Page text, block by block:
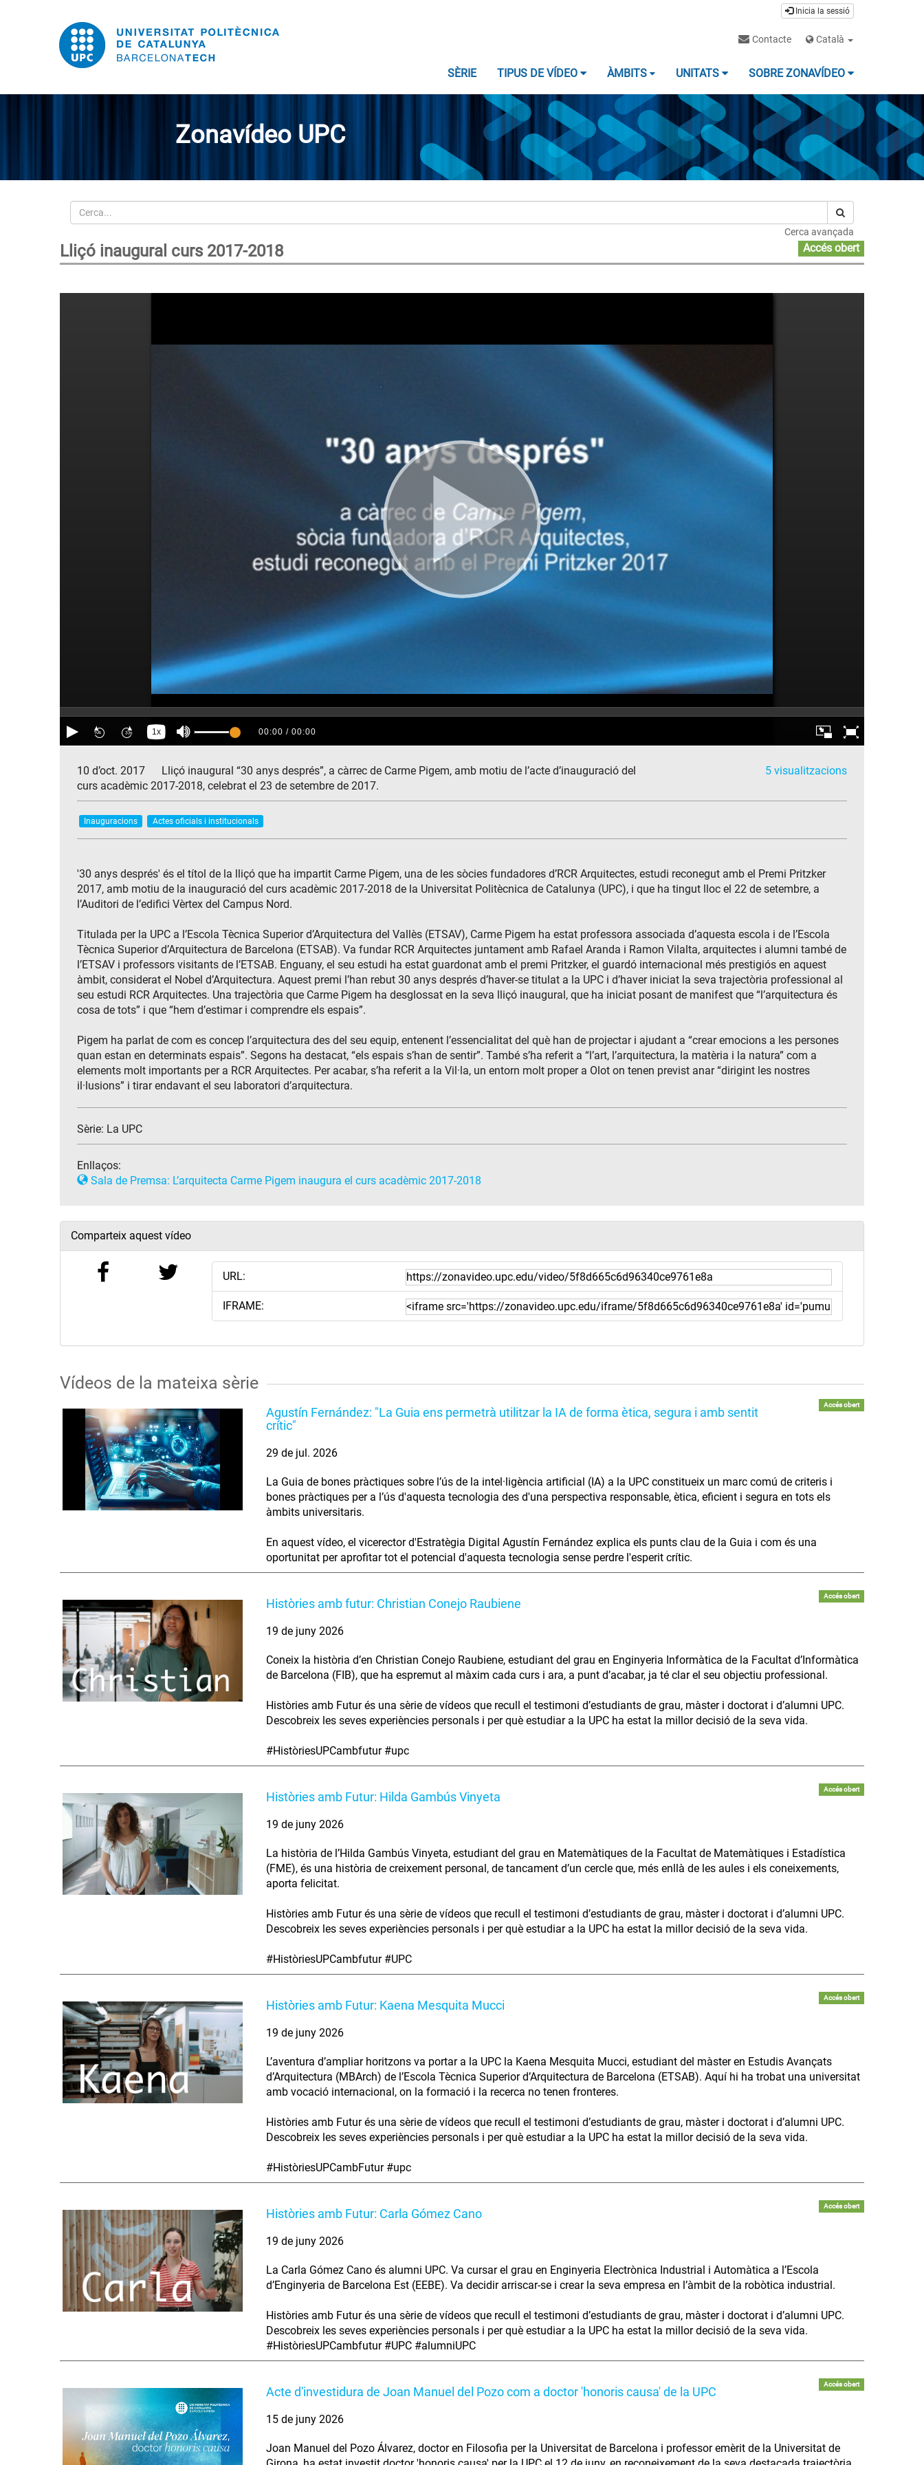
Inicia la sessió
Contacte Català
SÈRIE TIPUS DE VÍDEO ÀMBITS UNITATS SOBRE ZONAVÍDEO
Zonavídeo UPC
Cerca
Cerca avançada
Lliçó inaugural curs 2017-2018 Accés obert
10 d’oct. 2017
Lliçó inaugural “30 anys després”, a càrrec de Carme Pigem, amb motiu de l’acte d’inauguració del
curs acadèmic 2017-2018, celebrat el 23 de setembre de 2017.
5 visualitzacions
Inauguracions Actes oficials i institucionals
'30 anys després' és el títol de la lliçó que ha impartit Carme Pigem, una de les sòcies fundadores d’RCR Arquitectes, estudi reconegut amb el Premi Pritzker
2017, amb motiu de la inauguració del curs acadèmic 2017-2018 de la Universitat Politècnica de Catalunya (UPC), i que ha tingut lloc el 22 de setembre, a
l’Auditori de l’edifici Vèrtex del Campus Nord.
Titulada per la UPC a l’Escola Tècnica Superior d’Arquitectura del Vallès (ETSAV), Carme Pigem ha estat professora associada d’aquesta escola i de l’Escola
Tècnica Superior d’Arquitectura de Barcelona (ETSAB). Va fundar RCR Arquitectes juntament amb Rafael Aranda i Ramon Vilalta, arquitectes i alumni també de
l’ETSAV i professors visitants de l’ETSAB. Enguany, el seu estudi ha estat guardonat amb el premi Pritzker, el guardó internacional més prestigiós en aquest
àmbit, considerat el Nobel d’Arquitectura. Aquest premi l’han rebut 30 anys després d’haver-se titulat a la UPC i d’haver iniciat la seva trajectòria professional al
seu estudi RCR Arquitectes. Una trajectòria que Carme Pigem ha desglossat en la seva lliçó inaugural, que ha iniciat posant de manifest que “l’arquitectura és
cosa de tots” i que “hem d’estimar i comprendre els espais”.
Pigem ha parlat de com es concep l’arquitectura des del seu equip, entenent l’essencialitat del què han de projectar i ajudant a “crear emocions a les persones
quan estan en determinats espais”. Segons ha destacat, “els espais s’han de sentir”. També s’ha referit a “l’art, l’arquitectura, la matèria i la natura” com a
elements molt importants per a RCR Arquitectes. Per acabar, s’ha referit a la Vil·la, un entorn molt proper a Olot on tenen previst anar “dirigint les nostres
il·lusions” i tirar endavant el seu laboratori d’arquitectura.
Sèrie: La UPC
Enllaços:
Sala de Premsa: L’arquitecta Carme Pigem inaugura el curs acadèmic 2017-2018
Comparteix aquest vídeo
URL:
IFRAME:
Vídeos de la mateixa sèrie
Agustín Fernández: "La Guia ens permetrà utilitzar la IA de forma ètica, segura i amb sentit
crític"
Accés obert
29 de jul. 2026
La Guia de bones pràctiques sobre l’ús de la intel·ligència artificial (IA) a la UPC constitueix un marc comú de criteris i
bones pràctiques per a l’ús d'aquesta tecnologia des d'una perspectiva responsable, ètica, eficient i segura en tots els
àmbits universitaris.
En aquest vídeo, el vicerector d'Estratègia Digital Agustín Fernández explica els punts clau de la Guia i com és una
oportunitat per aprofitar tot el potencial d'aquesta tecnologia sense perdre l'esperit crític.
Històries amb futur: Christian Conejo Raubiene
Accés obert
19 de juny 2026
Coneix la història d’en Christian Conejo Raubiene, estudiant del grau en Enginyeria Informàtica de la Facultat d’Informàtica
de Barcelona (FIB), que ha espremut al màxim cada curs i ara, a punt d’acabar, ja té clar el seu objectiu professional.
Històries amb Futur és una sèrie de vídeos que recull el testimoni d’estudiants de grau, màster i doctorat i d’alumni UPC.
Descobreix les seves experiències personals i per què estudiar a la UPC ha estat la millor decisió de la seva vida.
#HistòriesUPCambfutur #upc
Històries amb Futur: Hilda Gambús Vinyeta
Accés obert
19 de juny 2026
La història de l’Hilda Gambús Vinyeta, estudiant del grau en Matemàtiques de la Facultat de Matemàtiques i Estadística
(FME), és una història de creixement personal, de tancament d’un cercle que, més enllà de les aules i els coneixements,
aporta felicitat.
Històries amb Futur és una sèrie de vídeos que recull el testimoni d’estudiants de grau, màster i doctorat i d’alumni UPC.
Descobreix les seves experiències personals i per què estudiar a la UPC ha estat la millor decisió de la seva vida.
#HistòriesUPCambfutur #UPC
Històries amb Futur: Kaena Mesquita Mucci
Accés obert
19 de juny 2026
L’aventura d’ampliar horitzons va portar a la UPC la Kaena Mesquita Mucci, estudiant del màster en Estudis Avançats
d’Arquitectura (MBArch) de l’Escola Tècnica Superior d’Arquitectura de Barcelona (ETSAB). Aquí hi ha trobat una universitat
amb vocació internacional, on la formació i la recerca no tenen fronteres.
Històries amb Futur és una sèrie de vídeos que recull el testimoni d’estudiants de grau, màster i doctorat i d’alumni UPC.
Descobreix les seves experiències personals i per què estudiar a la UPC ha estat la millor decisió de la seva vida.
#HistòriesUPCambFutur #upc
Històries amb Futur: Carla Gómez Cano
Accés obert
19 de juny 2026
La Carla Gómez Cano és alumni UPC. Va cursar el grau en Enginyeria Electrònica Industrial i Automàtica a l’Escola
d’Enginyeria de Barcelona Est (EEBE). Va decidir arriscar-se i crear la seva empresa en l’àmbit de la robòtica industrial.
Històries amb Futur és una sèrie de vídeos que recull el testimoni d’estudiants de grau, màster i doctorat i d’alumni UPC.
Descobreix les seves experiències personals i per què estudiar a la UPC ha estat la millor decisió de la seva vida.
#HistòriesUPCambfutur #UPC #alumniUPC
Acte d'investidura de Joan Manuel del Pozo com a doctor 'honoris causa' de la UPC
Accés obert
15 de juny 2026
Joan Manuel del Pozo Álvarez, doctor en Filosofia per la Universitat de Barcelona i professor emèrit de la Universitat de